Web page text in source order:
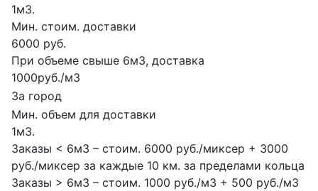
1м3.
Мин. стоим. доставки
6000 руб.
При объеме свыше 6м3, доставка
1000руб./м3
За город
Мин. объем для доставки
1м3.
Заказы < 6м3 – стоим. 6000 руб./миксер + 3000
руб./миксер за каждые 10 км. за пределами кольца
Заказы > 6м3 – стоим. 1000 руб./м3 + 500 руб./м3